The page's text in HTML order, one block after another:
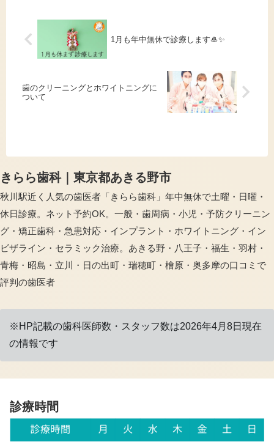
1月も年中無休で診療します🎍✨
歯のクリーニングとホワイトニングに
ついて
きらら歯科｜東京都あきる野市
秋川駅近く人気の歯医者「きらら歯科」年中無休で土曜・日曜・
休日診療。ネット予約OK。一般・歯周病・小児・予防クリーニン
グ・矯正歯科・急患対応・インプラント・ホワイトニング・イン
ビザライン・セラミック治療。あきる野・八王子・福生・羽村・
青梅・昭島・立川・日の出町・瑞穂町・檜原・奥多摩の口コミで
評判の歯医者
※HP記載の歯科医師数・スタッフ数は2026年4月8日現在
の情報です
診療時間